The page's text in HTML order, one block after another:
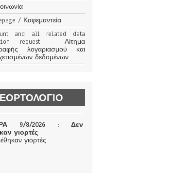
/ Καφεμαντεία
and all related data
request – Αίτημα
λογαριασμού και
δεδομένων
ΕΟΡΤΟΛΟΓΙΟ
9/8/2026 : Δεν
γιορτές
γιορτές